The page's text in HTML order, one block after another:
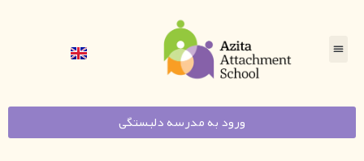
ورود به مدرسه دلبستگی